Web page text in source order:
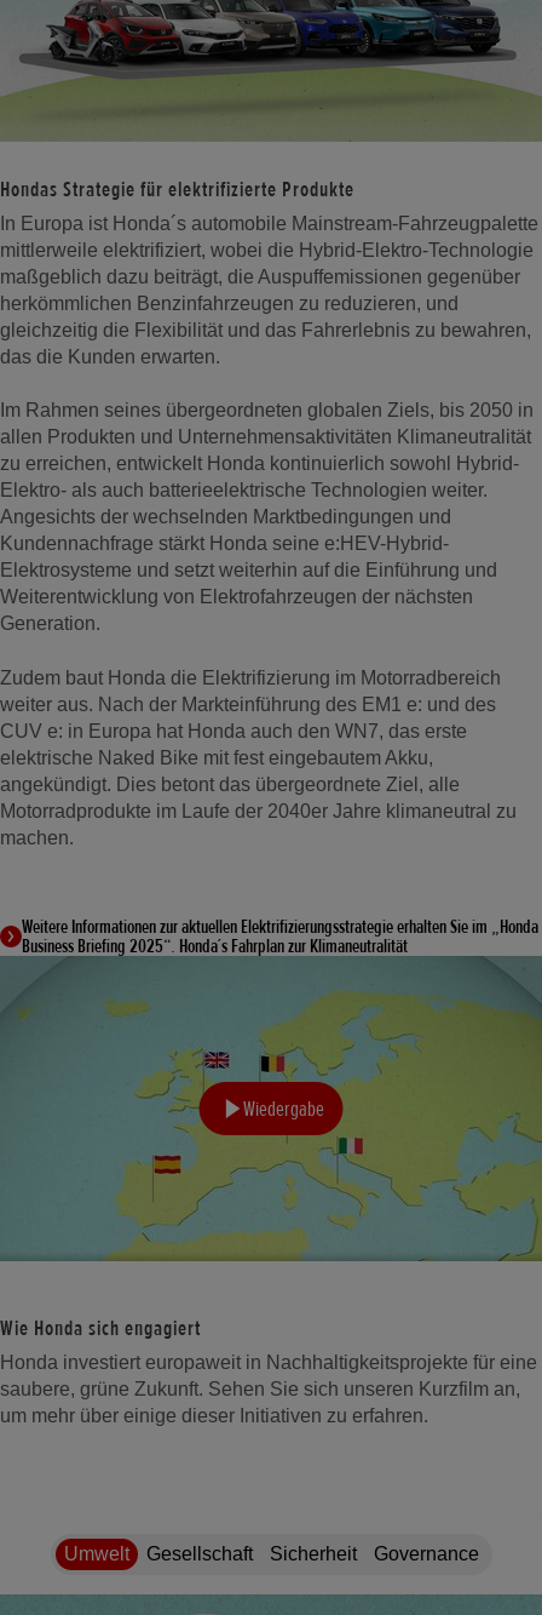
Hondas Strategie für elektrifizierte Produkte
In Europa ist Honda´s automobile Mainstream-Fahrzeugpalette
mittlerweile elektrifiziert, wobei die Hybrid-Elektro-Technologie
maßgeblich dazu beiträgt, die Auspuffemissionen gegenüber
herkömmlichen Benzinfahrzeugen zu reduzieren, und
gleichzeitig die Flexibilität und das Fahrerlebnis zu bewahren,
das die Kunden erwarten.
Im Rahmen seines übergeordneten globalen Ziels, bis 2050 in
allen Produkten und Unternehmensaktivitäten Klimaneutralität
zu erreichen, entwickelt Honda kontinuierlich sowohl Hybrid-
Elektro- als auch batterieelektrische Technologien weiter.
Angesichts der wechselnden Marktbedingungen und
Kundennachfrage stärkt Honda seine e:HEV-Hybrid-
Elektrosysteme und setzt weiterhin auf die Einführung und
Weiterentwicklung von Elektrofahrzeugen der nächsten
Generation.
Zudem baut Honda die Elektrifizierung im Motorradbereich
weiter aus. Nach der Markteinführung des EM1 e: und des
CUV e: in Europa hat Honda auch den WN7, das erste
elektrische Naked Bike mit fest eingebautem Akku,
angekündigt. Dies betont das übergeordnete Ziel, alle
Motorradprodukte im Laufe der 2040er Jahre klimaneutral zu
machen.
Weitere Informationen zur aktuellen Elektrifizierungsstrategie erhalten Sie im „Honda
Business Briefing 2025“. Honda´s Fahrplan zur Klimaneutralität
Wiedergabe
Wie Honda sich engagiert
Honda investiert europaweit in Nachhaltigkeitsprojekte für eine
saubere, grüne Zukunft. Sehen Sie sich unseren Kurzfilm an,
um mehr über einige dieser Initiativen zu erfahren.
Umwelt Gesellschaft Sicherheit Governance